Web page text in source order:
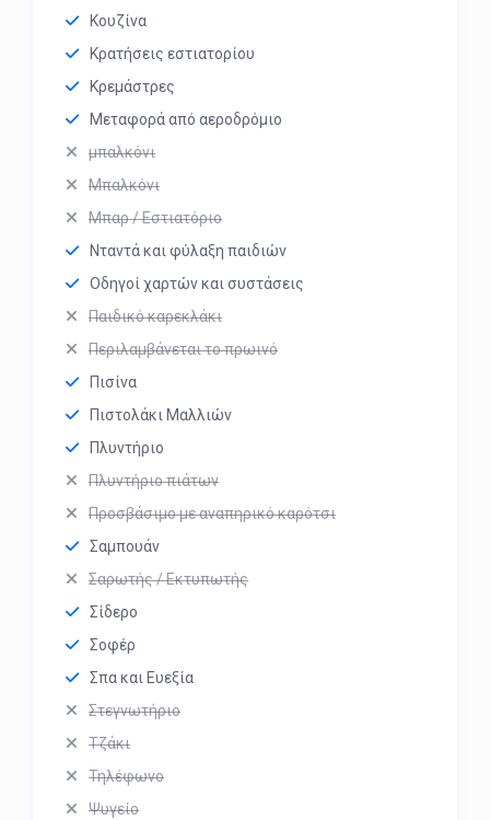
Κουζίνα
Κρατήσεις εστιατορίου
Κρεμάστρες
Μεταφορά από αεροδρόμιο
μπαλκόνι
Μπαλκόνι
Μπαρ / Εστιατόριο
Νταντά και φύλαξη παιδιών
Οδηγοί χαρτών και συστάσεις
Παιδικό καρεκλάκι
Περιλαμβάνεται το πρωινό
Πισίνα
Πιστολάκι Μαλλιών
Πλυντήριο
Πλυντήριο πιάτων
Προσβάσιμο με αναπηρικό καρότσι
Σαμπουάν
Σαρωτής / Εκτυπωτής
Σίδερο
Σοφέρ
Σπα και Ευεξία
Στεγνωτήριο
Τζάκι
Τηλέφωνο
Ψυγείο